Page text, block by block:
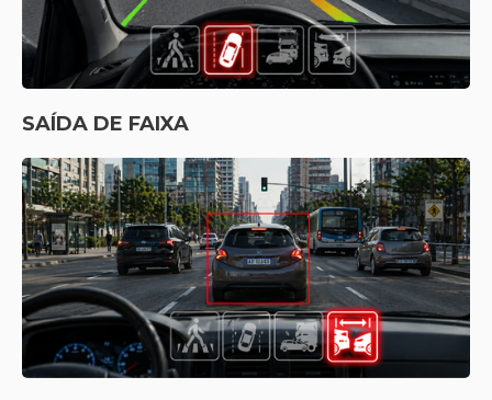
SAÍDA DE FAIXA